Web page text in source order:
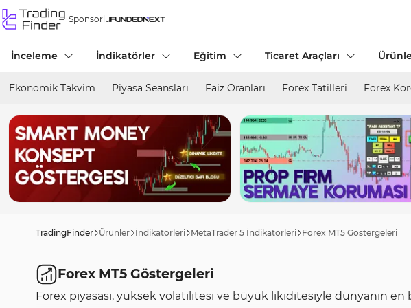
Sponsorlu
İnceleme İndikatörler Eğitim Ticaret Araçları
Ekonomik Takvim Piyasa Seansları Faiz Oranları Forex Tatilleri Forex
TradingFinder Ürünler İndikatörleri MetaTrader 5 İndikatörleri Forex MT5 Göstergeleri
Forex MT5 Göstergeleri
Forex piyasası, yüksek volatilitesi ve büyük likiditesiyle dünyanın en